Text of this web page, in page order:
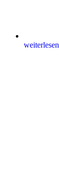
weiterlesen